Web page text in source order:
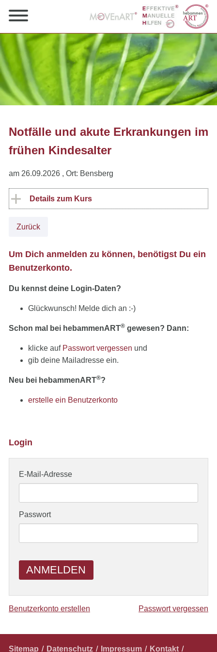
Notfälle und akute Erkrankungen im
frühen Kindesalter
am 26.09.2026 , Ort: Bensberg
Details zum Kurs
Zurück
Um Dich anmelden zu können, benötigst Du ein
Benutzerkonto.
Du kennst deine Login-Daten?
Glückwunsch! Melde dich an :-)
Schon mal bei hebammenART® gewesen? Dann:
klicke auf Passwort vergessen und
gib deine Mailadresse ein.
Neu bei hebammenART®?
erstelle ein Benutzerkonto
Login
E-Mail-Adresse
Passwort
ANMELDEN
Benutzerkonto erstellen Passwort vergessen
Navigation
Sitemap Datenschutz Impressum Kontakt